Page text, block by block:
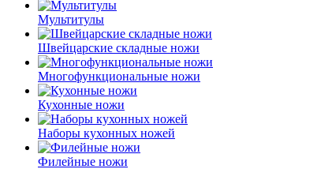
Мультитулы
Швейцарские складные ножи
Многофункциональные ножи
Кухонные ножи
Наборы кухонных ножей
Филейные ножи